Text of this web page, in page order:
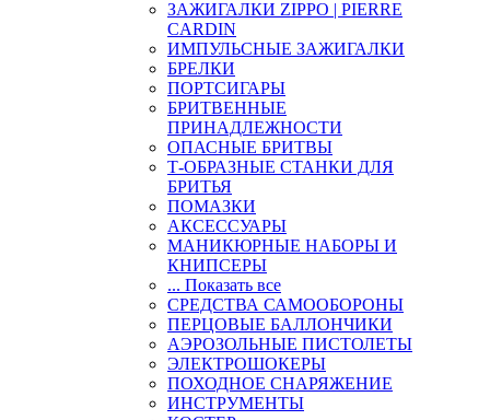
ЗАЖИГАЛКИ ZIPPO | PIERRE
CARDIN
ИМПУЛЬСНЫЕ ЗАЖИГАЛКИ
БРЕЛКИ
ПОРТСИГАРЫ
БРИТВЕННЫЕ
ПРИНАДЛЕЖНОСТИ
ОПАСНЫЕ БРИТВЫ
Т-ОБРАЗНЫЕ СТАНКИ ДЛЯ
БРИТЬЯ
ПОМАЗКИ
АКСЕССУАРЫ
МАНИКЮРНЫЕ НАБОРЫ И
КНИПСЕРЫ
... Показать все
СРЕДСТВА САМООБОРОНЫ
ПЕРЦОВЫЕ БАЛЛОНЧИКИ
АЭРОЗОЛЬНЫЕ ПИСТОЛЕТЫ
ЭЛЕКТРОШОКЕРЫ
ПОХОДНОЕ СНАРЯЖЕНИЕ
ИНСТРУМЕНТЫ